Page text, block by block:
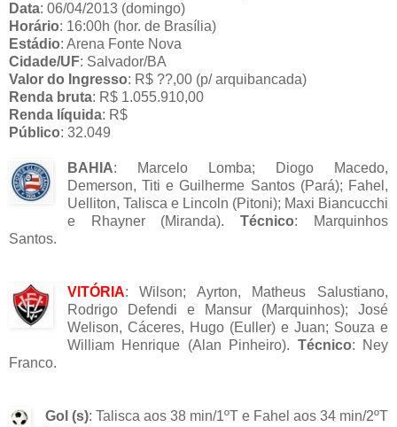
Data: 06/04/2013 (domingo)
Horário: 16:00h (hor. de Brasília)
Estádio: Arena Fonte Nova
Cidade/UF: Salvador/BA
Valor do Ingresso: R$ ??,00 (p/ arquibancada)
Renda bruta: R$ 1.055.910,00
Renda líquida: R$
Público: 32.049
BAHIA: Marcelo Lomba; Diogo Macedo,
Demerson, Titi e Guilherme Santos (Pará); Fahel,
Uelliton, Talisca e Lincoln (Pitoni); Maxi Biancucchi
e Rhayner (Miranda).Técnico: Marquinhos
Santos.
VITÓRIA: Wilson; Ayrton, Matheus Salustiano,
Rodrigo Defendi e Mansur (Marquinhos); José
Welison, Cáceres, Hugo (Euller) e Juan; Souza e
William Henrique (Alan Pinheiro). Técnico: Ney
Franco.
Gol (s): Talisca aos 38 min/1ºT e Fahel aos 34 min/2ºT